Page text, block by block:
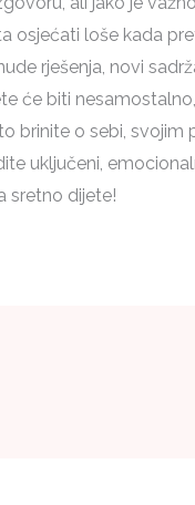
osjećati loše kada
rješenja, novi
će biti nesamostalno,
brinite o sebi, svojim
uključeni,
sretno dijete!